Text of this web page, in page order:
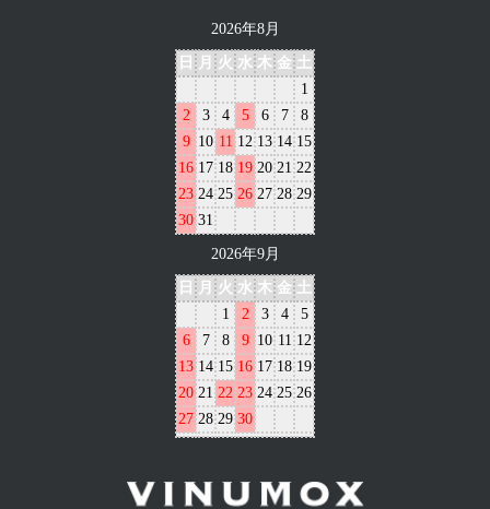
2026年8月
日 月 火 水 木 金 土
1
2
3 4 5 6 7
8
9 10 11 12 13 14 15
16 17 18 19 20 21 22
23 24 25 26 27 28 29
30 31
2026年9月
日 月 火 水 木 金 土
1
2 3 4
5
6
7 8 9 10 11 12
13 14 15 16 17 18 19
20 21 22 23 24 25 26
27 28 29 30